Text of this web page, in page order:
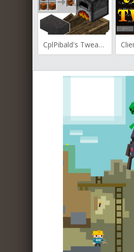
CplPibald's Tweaks для Майнкрафт [1.12, 1.10.2]